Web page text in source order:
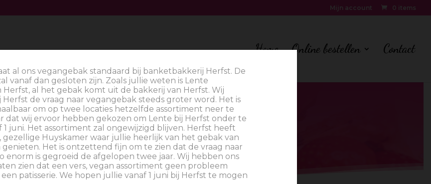
Mijn account 0 items
Home Online bestellen Contact
Tompouce
al ons vegangebak standaard bij banketbakkerij Herfst. De
vanaf dan gesloten zijn. Zoals jullie weten is Lente
Herfst, al het gebak komt uit de bakkerij van Herfst. Wij
de vraag naar vegangebak steeds groter word. Het is
om op twee locaties hetzelfde assortiment neer te
dat wij ervoor hebben gekozen om Lente bij Herfst onder te
1 juni. Het assortiment zal ongewijzigd blijven. Herfst heeft
gezellige Huyskamer waar jullie heerlijk van het gebak van
Het is ontzettend fijn om te zien dat de vraag naar
enorm is gegroeid de afgelopen twee jaar. Wij hebben ons
zien dat een vers, vegan assortiment geen probleem
patisserie. We hopen jullie vanaf 1 juni bij Herfst te mogen